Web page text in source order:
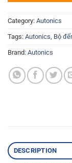
Category: Autonics
Tags: Autonics Bộ
Brand: Autonics
DESCRIPTION